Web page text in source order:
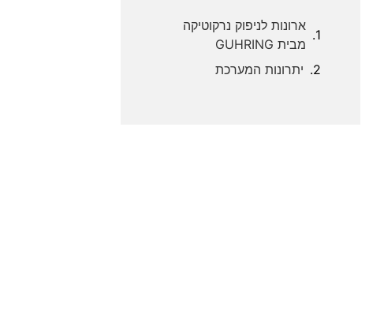
ארונות לניפוק נרקוטיקה
מבית GUHRING
יתרונות המערכת